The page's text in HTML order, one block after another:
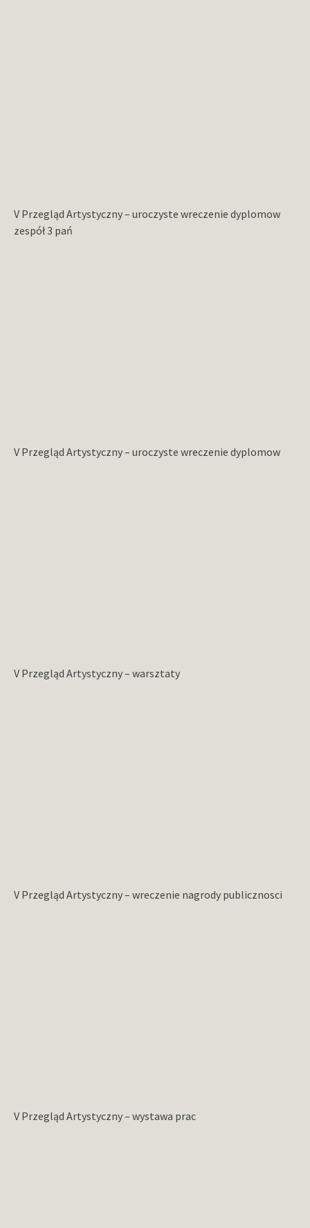
V Przegląd Artystyczny – uroczyste wreczenie dyplomow
zespół 3 pań
V Przegląd Artystyczny – uroczyste wreczenie dyplomow
V Przegląd Artystyczny – warsztaty
V Przegląd Artystyczny – wreczenie nagrody publicznosci
V Przegląd Artystyczny – wystawa prac